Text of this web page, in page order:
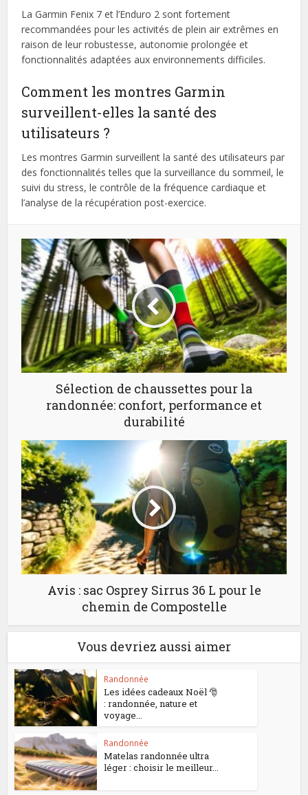
La Garmin Fenix 7 et l’Enduro 2 sont fortement
recommandées pour les activités de plein air extrêmes en
raison de leur robustesse, autonomie prolongée et
fonctionnalités adaptées aux environnements difficiles.
Comment les montres Garmin
surveillent-elles la santé des
utilisateurs ?
Les montres Garmin surveillent la santé des utilisateurs par
des fonctionnalités telles que la surveillance du sommeil, le
suivi du stress, le contrôle de la fréquence cardiaque et
l’analyse de la récupération post-exercice.
Sélection de chaussettes pour la
randonnée: confort, performance et
durabilité
Avis : sac Osprey Sirrus 36 L pour le
chemin de Compostelle
Vous devriez aussi aimer
Randonnée
Les idées cadeaux Noël 🎅
: randonnée, nature et
voyage...
Randonnée
Matelas randonnée ultra
léger : choisir le meilleur...